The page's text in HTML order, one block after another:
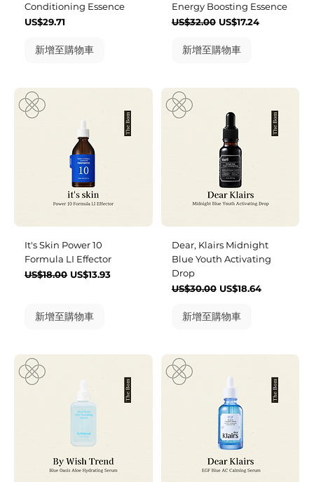
Conditioning Essence
價格
US$29.71
新增至購物車
Energy Boosting Essence
一般價格
US$32.00 促銷價格
US$17.24
新增至購物車
It's Skin Power 10
Formula LI Effector
一般價格
US$18.00 促銷價格
US$13.93
新增至購物車
Dear, Klairs Midnight
Blue Youth Activating
Drop
一般價格
US$30.00 促銷價格
US$18.64
新增至購物車